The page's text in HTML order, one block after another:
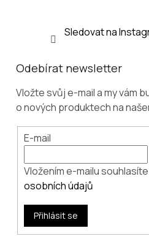
Sledovat na
Odebírat newsletter
Vložte svůj e-mail a my vám
o nových produktech na
E-mail
Vložením e-mailu
osobních údajů
Přihlásit se